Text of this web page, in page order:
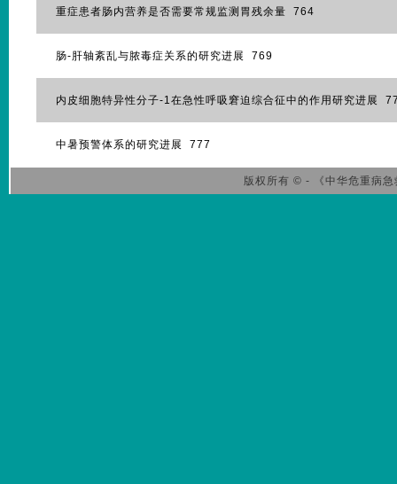
重症患者肠内营养是否需要常规监测胃残余量 764
肠-肝轴紊乱与脓毒症关系的研究进展 769
内皮细胞特异性分子-1在急性呼吸窘迫综合征中的作用研究进展
中暑预警体系的研究进展 777
版权所有 © - 《中华危重病